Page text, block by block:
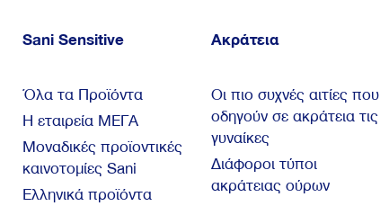
Sani Sensitive
Όλα τα Προϊόντα
Η εταιρεία ΜΕΓΑ
Μοναδικές προϊοντικές
καινοτομίες Sani
Ελληνικά προϊόντα
Ακράτεια
Οι πιο συχνές αιτίες που
οδηγούν σε ακράτεια τις
γυναίκες
Διάφοροι τύποι
ακράτειας ούρων